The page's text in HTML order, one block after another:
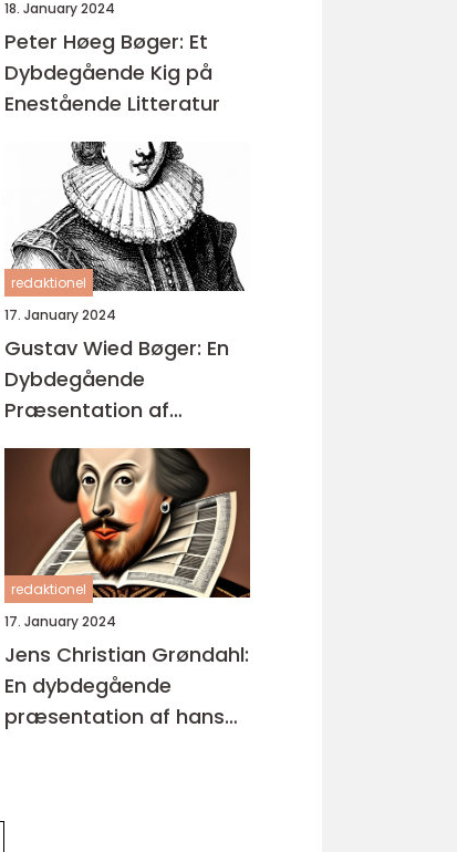
18. January 2024
Peter Høeg Bøger: Et
Dybdegående Kig på
Enestående Litteratur
redaktionel
17. January 2024
Gustav Wied Bøger: En
Dybdegående
Præsentation af
Enestående
Kunstværker
redaktionel
17. January 2024
Jens Christian Grøndahl:
En dybdegående
præsentation af hans